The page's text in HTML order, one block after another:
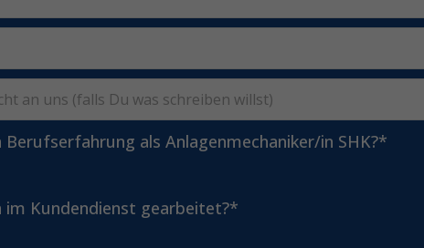
Berufserfahrung als Anlagenmechaniker/in SHK?*
im Kundendienst gearbeitet?*